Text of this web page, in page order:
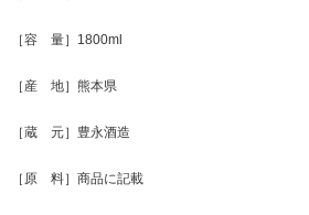
［容 量］1800ml
［産 地］熊本県
［蔵 元］豊永酒造
［原 料］商品に記載